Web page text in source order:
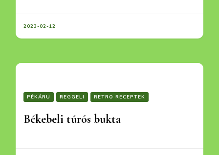
2023-02-12
PÉKÁRU REGGELI RETRO RECEPTEK
Békebeli túrós bukta